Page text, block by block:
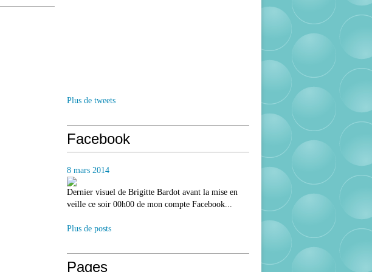
Plus de tweets
Facebook
8 mars 2014
Dernier visuel de Brigitte Bardot avant la mise en
veille ce soir 00h00 de mon compte Facebook...
Plus de posts
Pages